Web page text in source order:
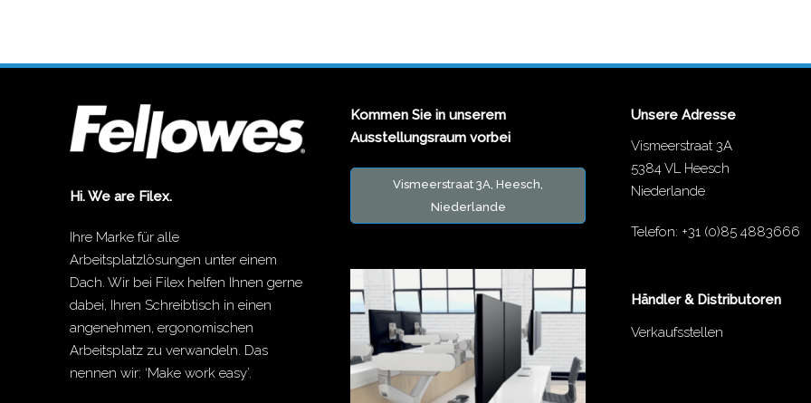
Hi. We are Filex.
Ihre Marke für alle
Arbeitsplatzlösungen unter einem
Dach. Wir bei Filex helfen Ihnen gerne
dabei, Ihren Schreibtisch in einen
angenehmen, ergonomischen
Arbeitsplatz zu verwandeln. Das
nennen wir: ‘Make work easy’.
Kommen Sie in unserem
Ausstellungsraum vorbei
Vismeerstraat 3A, Heesch,
Niederlande
Unsere Adresse
Vismeerstraat 3A
5384 VL Heesch
Niederlande
Telefon: +31 (0)85 4883666
Händler & Distributoren
Verkaufsstellen